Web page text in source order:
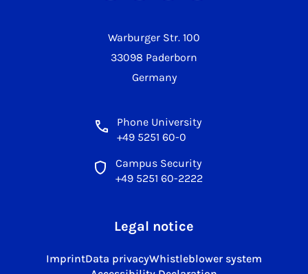
Warburger Str. 100
33098 Paderborn
Germany
Phone University
+49 5251 60-0
Campus Security
+49 5251 60-2222
Legal notice
ImprintData privacyWhistleblower system